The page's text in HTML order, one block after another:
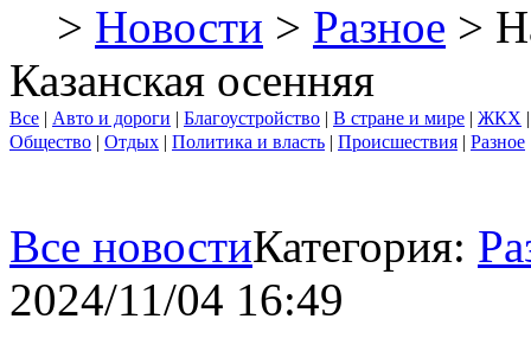
> Новости > Разное >
Казанская осенняя
Все | Авто и дороги | Благоустройство | В стране и мире | ЖКХ
Общество | Отдых | Политика и власть | Происшествия | Разное
Все новостиКатегория:
2024/11/04 16:49